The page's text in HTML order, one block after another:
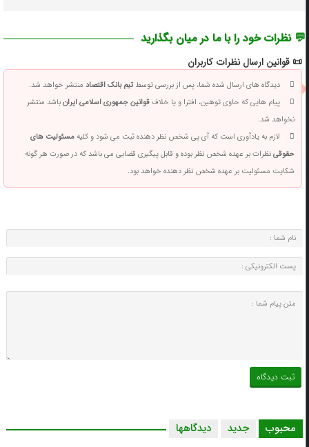
💬 نظرات خود را با ما در میان بگذارید
📜 قوانین ارسال نظرات کاربران
دیدگاه های ارسال شده شما، پس از بررسی توسطتیم بانک اقتصادمنتشر خواهد شد.
پیام هایی که حاوی توهین، افترا و یا خلافقوانین جمهوری اسلامی ایرانباشد منتشر
نخواهد شد.
لازم به یادآوری است که آی پی شخص نظر دهنده ثبت می شود و کلیهمسئولیت های
حقوقینظرات بر عهده شخص نظر بوده و قابل پیگیری قضایی می باشد که در صورت هر گونه
شکایت مسئولیت بر عهده شخص نظر دهنده خواهد بود.
محبوب جدید دیدگاهها